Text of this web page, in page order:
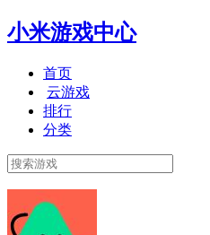
小米游戏中心
首页
云游戏
排行
分类